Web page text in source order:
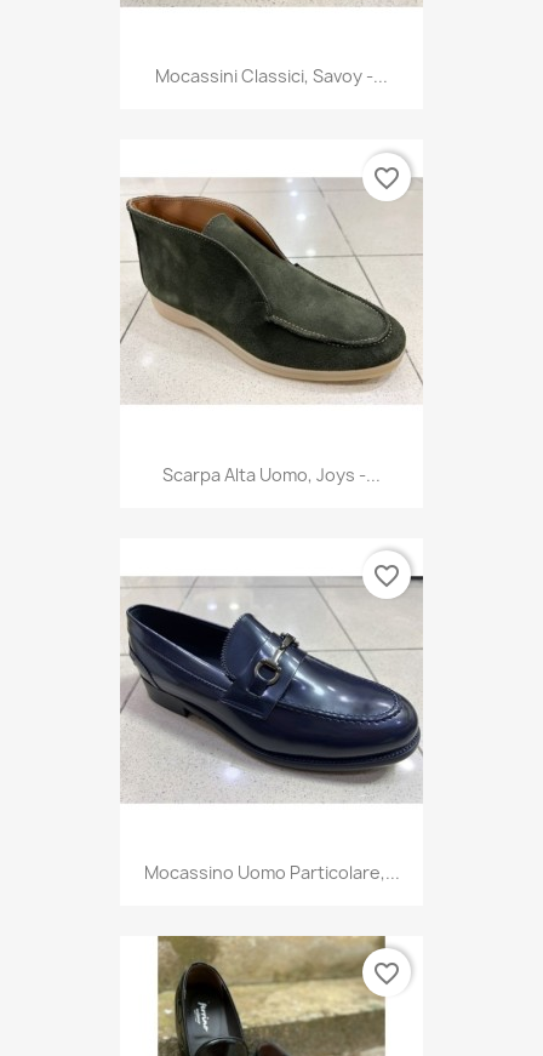
Mocassini Classici, Savoy -...
Scarpa Alta Uomo, Joys -...
favorite_border
Mocassino Uomo Particolare,...
favorite_border
favorite_border